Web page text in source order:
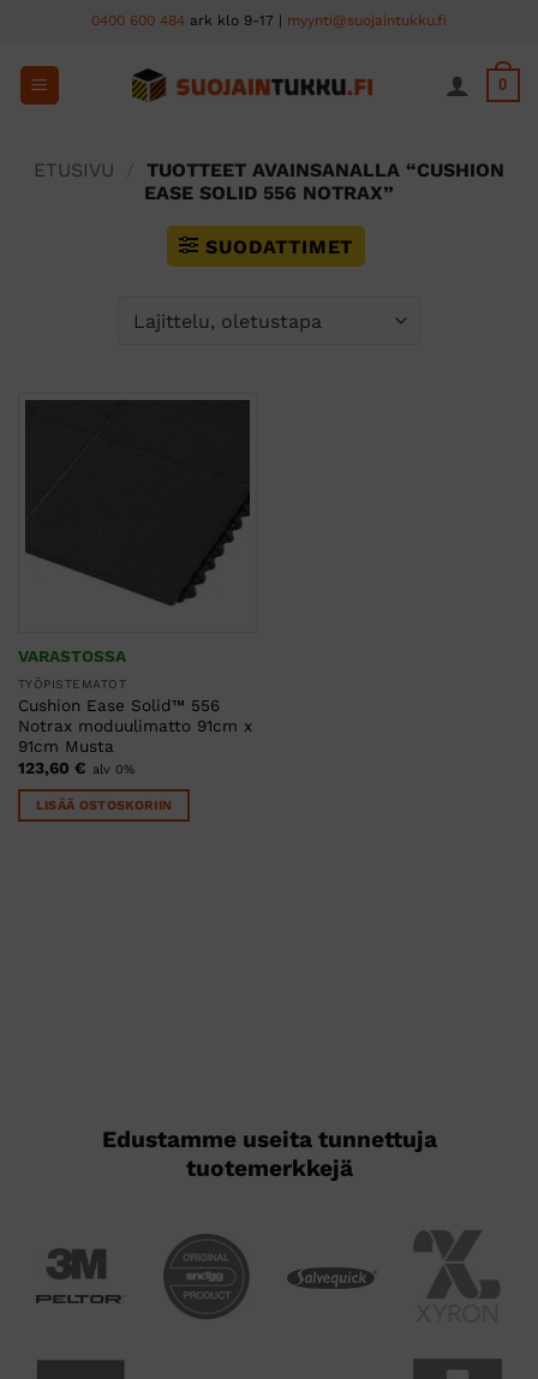
content
0400 600 484 ark klo 9-17 | myynti@suojaintukku.fi
0
ETUSIVU
TUOTTEET AVAINSANALLA “CUSHION
EASE SOLID 556 NOTRAX”
SUODATTIMET
VARASTOSSA
TYÖPISTEMATOT
Cushion Ease Solid™ 556
Notrax moduulimatto 91cm x
91cm Musta
123,60 € alv 0%
LISÄÄ OSTOSKORIIN
Edustamme useita tunnettuja
tuotemerkkejä